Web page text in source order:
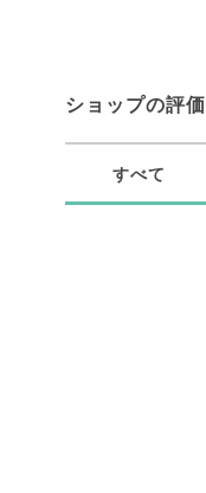
ショップの評価
すべて